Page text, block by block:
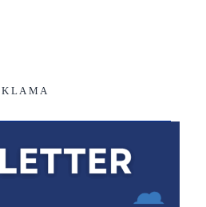
K L A M A